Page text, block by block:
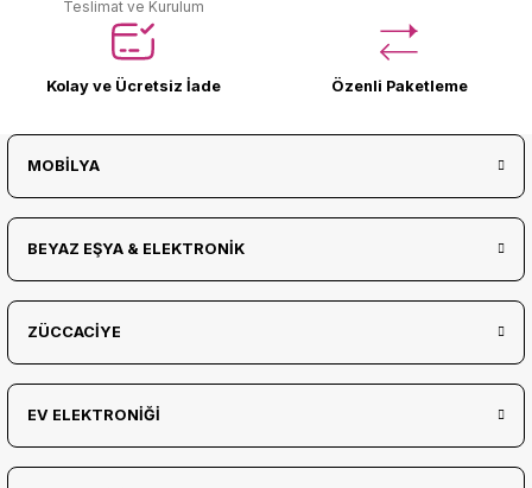
Teslimat ve Kurulum
Kolay ve Ücretsiz İade Özenli Paketleme
MOBİLYA
BEYAZ EŞYA & ELEKTRONİK
ZÜCCACİYE
EV ELEKTRONİĞİ